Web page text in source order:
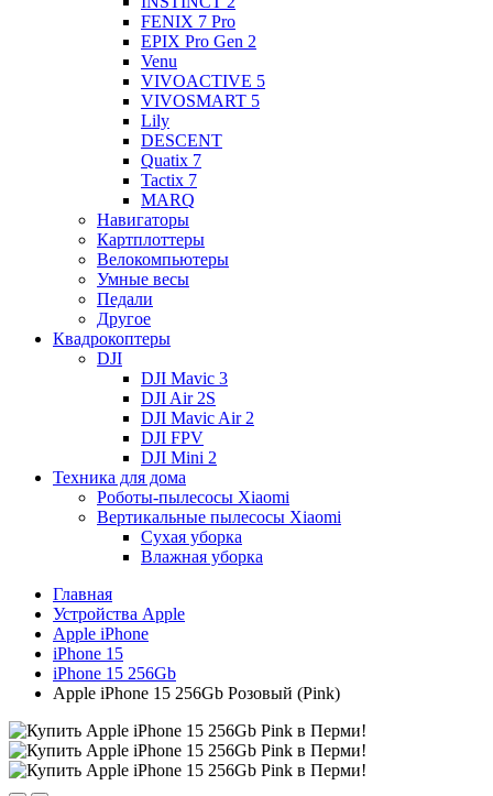
FENIX 7 Pro
EPIX Pro Gen 2
Venu
VIVOACTIVE 5
VIVOSMART 5
Lily
DESCENT
Quatix 7
Tactix 7
MARQ
Навигаторы
Картплоттеры
Велокомпьютеры
Умные весы
Педали
Другое
Квадрокоптеры
DJI
DJI Mavic 3
DJI Air 2S
DJI Mavic Air 2
DJI FPV
DJI Mini 2
Техника для дома
Роботы-пылесосы Xiaomi
Вертикальные пылесосы Xiaomi
Сухая уборка
Влажная уборка
Главная
Устройства Apple
Apple iPhone
iPhone 15
iPhone 15 256Gb
Apple iPhone 15 256Gb Розовый (Pink)